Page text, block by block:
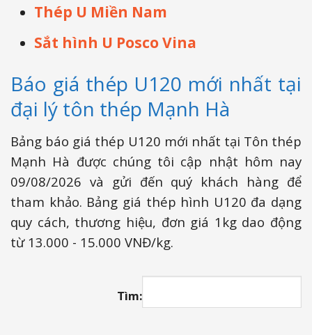
Thép U Miền Nam
Sắt hình U Posco Vina
Báo giá thép U120 mới nhất tại
đại lý tôn thép Mạnh Hà
Bảng báo giá thép U120 mới nhất tại Tôn thép
Mạnh Hà được chúng tôi cập nhật hôm nay
09/08/2026 và gửi đến quý khách hàng để
tham khảo. Bảng giá thép hình U120 đa dạng
quy cách, thương hiệu, đơn giá 1kg dao động
từ 13.000 - 15.000 VNĐ/kg.
Tìm: